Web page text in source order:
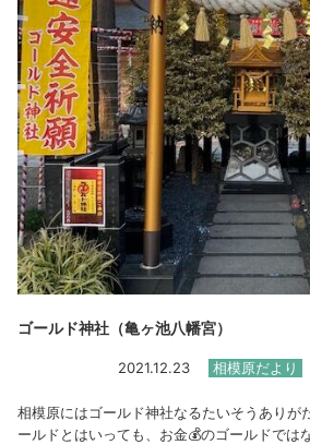
ゴールド神社（亀ヶ池八幡宮）
2021.12.23 相模原だより
相模原にはゴールド神社なるたいそうありが
ールドとはいっても、お金💰のゴールドでは